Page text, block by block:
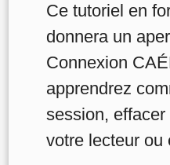
Ce tutoriel en
donnera un
Connexion
apprendrez
session,
votre lecteur ou